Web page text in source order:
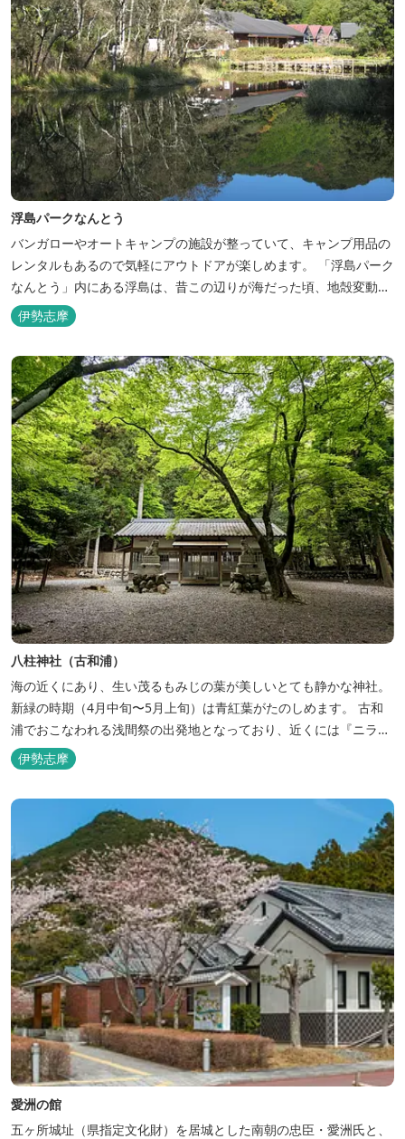
浮島パークなんとう
バンガローやオートキャンプの施設が整っていて、キャンプ用品の
レンタルもあるので気軽にアウトドアが楽しめます。 「浮島パーク
なんとう」内にある浮島は、昔この辺りが海だった頃、地殻変動に
よって山の突端がシダや雑木を乗せたまま海水にすべり落ち、海水
の増減とともに浮沈するようになったと伝えられていて、昭和15年
に三重県天然記念物に指定されています。
伊勢志摩
八柱神社（古和浦）
海の近くにあり、生い茂るもみじの葉が美しいとても静かな神社。
新緑の時期（4月中旬〜5月上旬）は青紅葉がたのしめます。 古和
浦でおこなわれる浅間祭の出発地となっており、近くには『ニラハ
マ展望台』や『古和一族軍忠碑』が建てられている場所も。 古和浦
港側からのアクセスが便利です。
伊勢志摩
愛洲の館
五ヶ所城址（県指定文化財）を居城とした南朝の忠臣・愛洲氏と、